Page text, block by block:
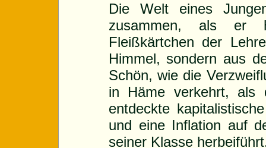
Die Welt eines
zusammen, als er
Fleißkärtchen der
Himmel, sondern aus
Schön, wie die
in Häme verkehrt, als
entdeckte
und eine Inflation auf
seiner Klasse